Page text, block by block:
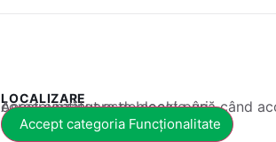
LOCALIZARE
Acest conținut este blocat până când acceptați categoria corespunzătoare de cookie-uri.
Accept categoria Funcționalitate